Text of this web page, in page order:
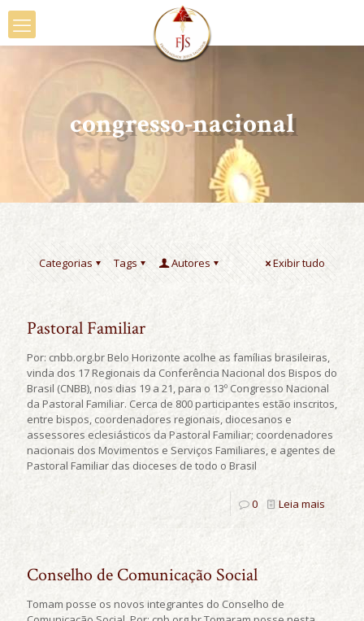
congresso-nacional
Categorias Tags Autores Exibir tudo
Pastoral Familiar
Por: cnbb.org.br Belo Horizonte acolhe as famílias brasileiras,
vinda dos 17 Regionais da Conferência Nacional dos Bispos do
Brasil (CNBB), nos dias 19 a 21, para o 13º Congresso Nacional
da Pastoral Familiar. Cerca de 800 participantes estão inscritos,
entre bispos, coordenadores regionais, diocesanos e
assessores eclesiásticos da Pastoral Familiar; coordenadores
nacionais dos Movimentos e Serviços Familiares, e agentes de
Pastoral Familiar das dioceses de todo o Brasil
0 Leia mais
Conselho de Comunicação Social
Tomam posse os novos integrantes do Conselho de